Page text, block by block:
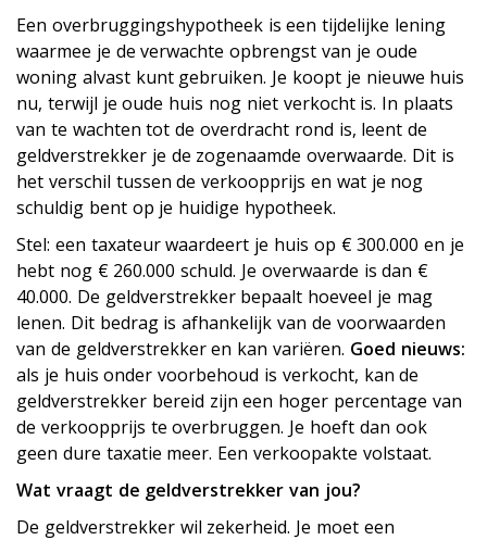
Een overbruggingshypotheek is een tijdelijke lening
waarmee je de verwachte opbrengst van je oude
woning alvast kunt gebruiken. Je koopt je nieuwe huis
nu, terwijl je oude huis nog niet verkocht is. In plaats
van te wachten tot de overdracht rond is, leent de
geldverstrekker je de zogenaamde overwaarde. Dit is
het verschil tussen de verkoopprijs en wat je nog
schuldig bent op je huidige hypotheek.
Stel: een taxateur waardeert je huis op € 300.000 en je
hebt nog € 260.000 schuld. Je overwaarde is dan €
40.000. De geldverstrekker bepaalt hoeveel je mag
lenen. Dit bedrag is afhankelijk van de voorwaarden
van de geldverstrekker en kan variëren. Goed nieuws:
als je huis onder voorbehoud is verkocht, kan de
geldverstrekker bereid zijn een hoger percentage van
de verkoopprijs te overbruggen. Je hoeft dan ook
geen dure taxatie meer. Een verkoopakte volstaat.
Wat vraagt de geldverstrekker van jou?
De geldverstrekker wil zekerheid. Je moet een